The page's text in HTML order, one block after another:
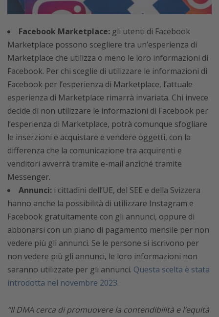
Facebook Marketplace: gli utenti di Facebook
Marketplace possono scegliere tra un’esperienza di
Marketplace che utilizza o meno le loro informazioni di
Facebook. Per chi sceglie di utilizzare le informazioni di
Facebook per l’esperienza di Marketplace, l’attuale
esperienza di Marketplace rimarrà invariata. Chi invece
decide di non utilizzare le informazioni di Facebook per
l’esperienza di Marketplace, potrà comunque sfogliare
le inserzioni e acquistare e vendere oggetti, con la
differenza che la comunicazione tra acquirenti e
venditori avverrà tramite e-mail anziché tramite
Messenger.
Annunci: i cittadini dell’UE, del SEE e della Svizzera
hanno anche la possibilità di utilizzare Instagram e
Facebook gratuitamente con gli annunci, oppure di
abbonarsi con un piano di pagamento mensile per non
vedere più gli annunci. Se le persone si iscrivono per
non vedere più gli annunci, le loro informazioni non
saranno utilizzate per gli annunci. Questa scelta è stata
introdotta nel novembre 2023.
“Il DMA cerca di promuovere la contendibilità e l’equità